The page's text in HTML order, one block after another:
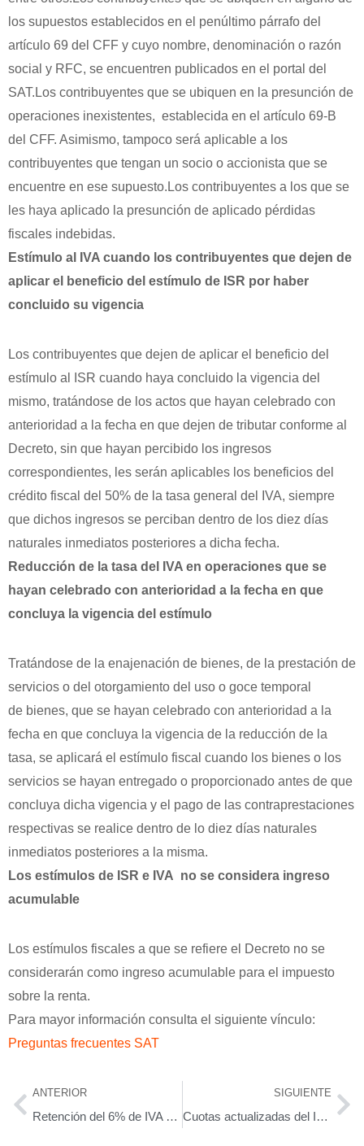
los supuestos establecidos en el penúltimo párrafo del
artículo 69 del CFF y cuyo nombre, denominación o razón
social y RFC, se encuentren publicados en el portal del
SAT.Los contribuyentes que se ubiquen en la presunción de
operaciones inexistentes, establecida en el artículo 69-B
del CFF. Asimismo, tampoco será aplicable a los
contribuyentes que tengan un socio o accionista que se
encuentre en ese supuesto.Los contribuyentes a los que se
les haya aplicado la presunción de aplicado pérdidas
fiscales indebidas.
Estímulo al IVA cuando los contribuyentes que dejen de
aplicar el beneficio del estímulo de ISR por haber
concluido su vigencia
Los contribuyentes que dejen de aplicar el beneficio del
estímulo al ISR cuando haya concluido la vigencia del
mismo, tratándose de los actos que hayan celebrado con
anterioridad a la fecha en que dejen de tributar conforme al
Decreto, sin que hayan percibido los ingresos
correspondientes, les serán aplicables los beneficios del
crédito fiscal del 50% de la tasa general del IVA, siempre
que dichos ingresos se perciban dentro de los diez días
naturales inmediatos posteriores a dicha fecha.
Reducción de la tasa del IVA en operaciones que se
hayan celebrado con anterioridad a la fecha en que
concluya la vigencia del estímulo
Tratándose de la enajenación de bienes, de la prestación de
servicios o del otorgamiento del uso o goce temporal
de bienes, que se hayan celebrado con anterioridad a la
fecha en que concluya la vigencia de la reducción de la
tasa, se aplicará el estímulo fiscal cuando los bienes o los
servicios se hayan entregado o proporcionado antes de que
concluya dicha vigencia y el pago de las contraprestaciones
respectivas se realice dentro de lo diez días naturales
inmediatos posteriores a la misma.
Los estímulos de ISR e IVA no se considera ingreso
acumulable
Los estímulos fiscales a que se refiere el Decreto no se
considerarán como ingreso acumulable para el impuesto
sobre la renta.
Para mayor información consulta el siguiente vínculo:
Preguntas frecuentes SAT
ANTERIOR
Retención del 6% de IVA en los servicios de subcontratación laboral
SIGUIENTE
Cuotas actualizadas del IEPS para el 2020